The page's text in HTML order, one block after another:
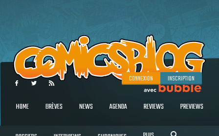
CONNEXION INSCRIPTION
HOME BRÈVES NEWS AGENDA REVIEWS PREVIEWS